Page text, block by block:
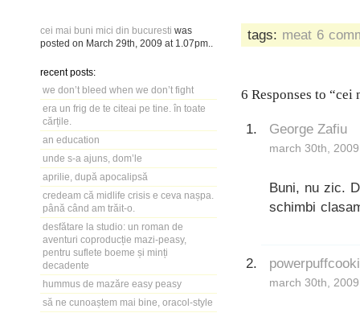
cei mai buni mici din bucuresti was
posted on March 29th, 2009 at 1.07pm
recent posts:
we don’t bleed when we don’t fight
era un frig de te citeai pe tine. în toate
cărțile.
an education
unde s-a ajuns, dom’le
aprilie, după apocalipsă
credeam că midlife crisis e ceva nașpa.
până când am trăit-o.
desfătare la studio: un roman de
aventuri coproducție mazi-peasy,
pentru suflete boeme și minți
decadente
hummus de mazăre easy peasy
să ne cunoaștem mai bine, oracol-style
tags: meat 6
6 Responses to
George Zafiu
march 30th,
Buni, nu zic.
schimbi
march 30th,